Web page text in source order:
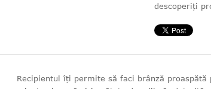
descoperiți
Recipientul îți permite să faci brânză